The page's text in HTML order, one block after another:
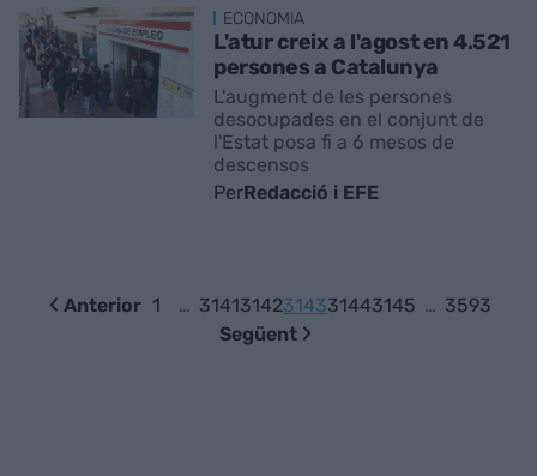
ECONOMIA
L'atur creix a l'agost en 4.521
persones a Catalunya
L'augment de les persones
desocupades en el conjunt de
l'Estat posa fi a 6 mesos de
descensos
PerRedacció i EFE
Anterior 1 … 31413142314331443145 … 3593
Següent